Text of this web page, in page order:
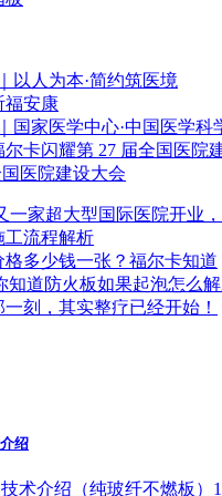
以人为本·简约筑医境
福安康
国家医学中心·中国医学科
卡闪耀第 27 届全国医院
医院建设大会
一家超大型国际医院开业
工流程解析
多少钱一张？福尔卡知道
知道防火板如果起泡怎么解
刻，其实整疗已经开始！
绍
术介绍（纯玻纤不燃板）